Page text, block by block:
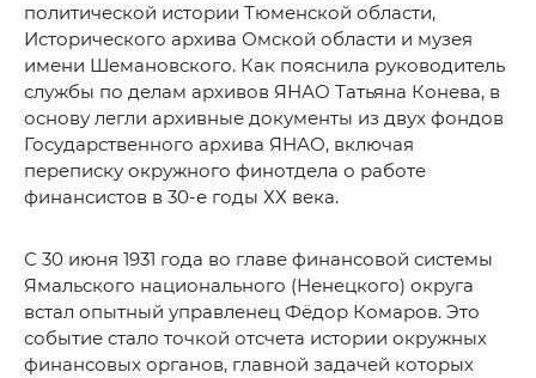
политической истории Тюменской области,
Исторического архива Омской области и музея
имени Шемановского. Как пояснила руководитель
службы по делам архивов ЯНАО Татьяна Конева, в
основу легли архивные документы из двух фондов
Государственного архива ЯНАО, включая
переписку окружного финотдела о работе
финансистов в 30-е годы ХХ века.
С 30 июня 1931 года во главе финансовой системы
Ямальского национального (Ненецкого) округа
встал опытный управленец Фёдор Комаров. Это
событие стало точкой отсчета истории окружных
финансовых органов, главной задачей которых